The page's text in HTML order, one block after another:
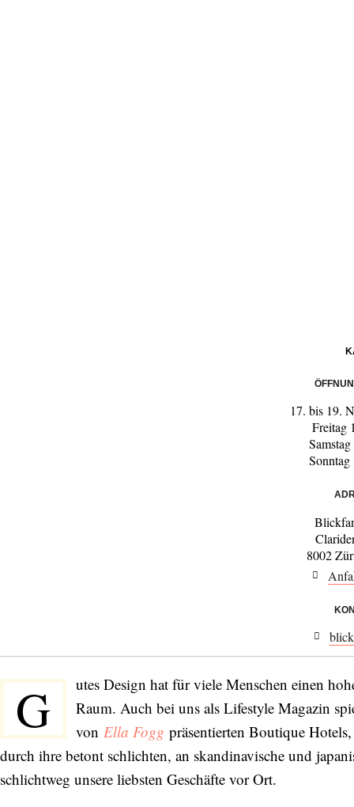
17. bis 19.
Freitag
8002
G
utes Design hat für viele Menschen einen
Raum. Auch bei uns als Lifestyle Magazin
von Ella Fogg präsentierten Boutique
durch ihre betont schlichten, an skandinavische und
schlichtweg unsere liebsten Geschäfte vor Ort.